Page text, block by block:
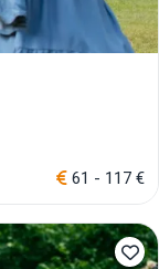
61 - 117 €